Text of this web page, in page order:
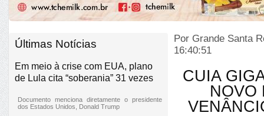
Últimas Notícias
Em meio à crise com EUA, plano
de Lula cita “soberania” 31 vezes
Documento menciona diretamente o presidente
dos Estados Unidos, Donald Trump
Por Grande Santa
16:40:51
CUIA
NOVO